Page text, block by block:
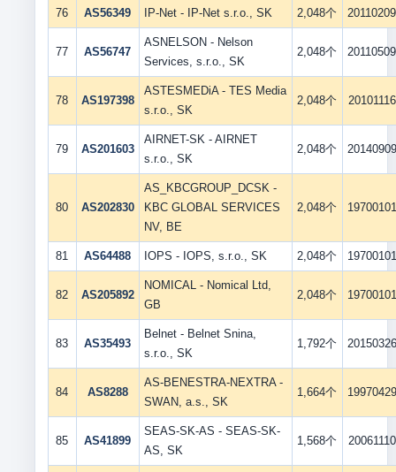
76 AS56349 IP-Net - IP-Net s.r.o., SK 2,048个 20110209
77 AS56747
ASNELSON - Nelson
Services, s.r.o., SK
2,048个 20110509
78 AS197398
ASTESMEDiA - TES Media
s.r.o., SK
2,048个 20101116
79 AS201603
AIRNET-SK - AIRNET
s.r.o., SK
2,048个 20140909
80 AS202830
AS_KBCGROUP_DCSK -
KBC GLOBAL SERVICES
NV, BE
2,048个 19700101
81 AS64488 IOPS - IOPS, s.r.o., SK 2,048个 19700101
82 AS205892
NOMICAL - Nomical Ltd,
GB
2,048个 19700101
83 AS35493
Belnet - Belnet Snina,
s.r.o., SK
1,792个 20150326
84 AS8288
AS-BENESTRA-NEXTRA -
SWAN, a.s., SK
1,664个 19970429
85 AS41899
SEAS-SK-AS - SEAS-SK-
AS, SK
1,568个 20061110